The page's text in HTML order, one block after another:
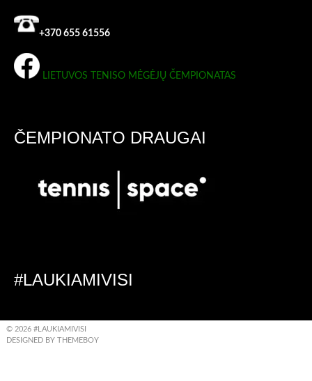
+370 655 61556
LIETUVOS TENISO MĖGĖJŲ ČEMPIONATAS
ČEMPIONATO DRAUGAI
#LAUKIAMIVISI
© 2026 #LAUKIAMIVISI
DESIGNED BY THEMEBOY